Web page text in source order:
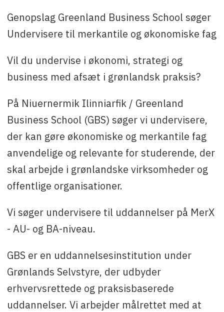
Kontakt: Annasofie Wædeled-Møller på +299
342554 eller anwm@gbs.gl
Genopslag Greenland Business School søger
Undervisere til merkantile og økonomiske fag
Vil du undervise i økonomi, strategi og
business med afsæt i grønlandsk praksis?
På Niuernermik Ilinniarfik / Greenland
Business School (GBS) søger vi undervisere,
der kan gøre økonomiske og merkantile fag
anvendelige og relevante for studerende, der
skal arbejde i grønlandske virksomheder og
offentlige organisationer.
Vi søger undervisere til uddannelser på MerX
- AU- og BA-niveau.
GBS er en uddannelsesinstitution under
Grønlands Selvstyre, der udbyder
erhvervsrettede og praksisbaserede
uddannelser. Vi arbejder målrettet med at